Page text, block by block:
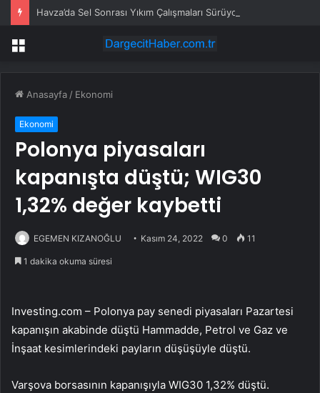
Havza’da Sel Sonrası Yıkım Çalışmaları Sürüyor
Menü
Anasayfa / Ekonomi
Ekonomi
Polonya piyasaları
kapanışta düştü; WIG30
1,32% değer kaybetti
EGEMEN KIZANOĞLU Kasım 24, 2022 0 11
1 dakika okuma süresi
Investing.com – Polonya pay senedi piyasaları Pazartesi
kapanışın akabinde düştü Hammadde, Petrol ve Gaz ve
İnşaat kesimlerindeki payların düşüşüyle düştü.
Varşova borsasının kapanışıyla WIG30 1,32% düştü.